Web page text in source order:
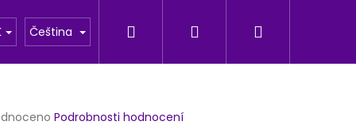
Fotogalerie
Čeština Přihlášení
Podrobnosti hodnocení